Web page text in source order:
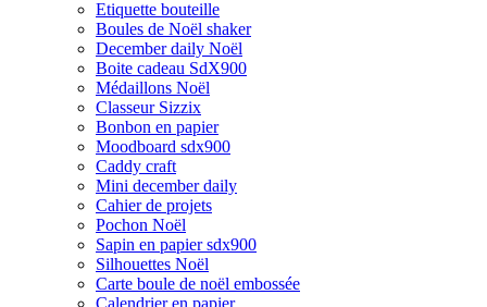
Etiquette bouteille
Boules de Noël shaker
December daily Noël
Boite cadeau SdX900
Médaillons Noël
Classeur Sizzix
Bonbon en papier
Moodboard sdx900
Caddy craft
Mini december daily
Cahier de projets
Pochon Noël
Sapin en papier sdx900
Silhouettes Noël
Carte boule de noël embossée
Calendrier en papier